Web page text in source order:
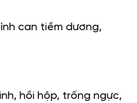
can tiềm dương,
hồi hộp, trống ngực,